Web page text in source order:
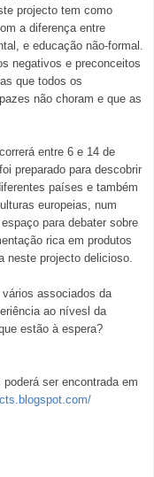
projecto tem como
a diferença entre
e educação não-formal.
negativos e preconceitos
que todos os
não choram e que as
entre 6 e 14 de
preparado para descobrir
países e também
europeias, num
para debater sobre
rica em produtos
neste projecto delicioso.
associados da
ao nívesl da
estão à espera?
ser encontrada em